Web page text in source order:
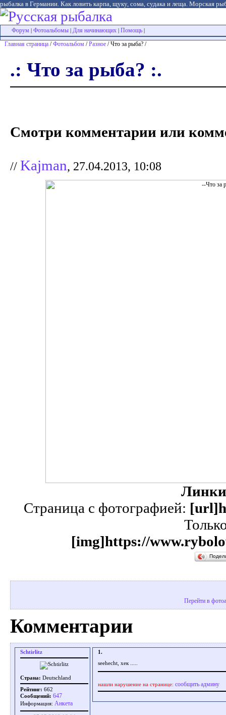
рыбалка в Германии. Как ловить карпа, щуку, сома, судака и леща. Морская
Форум Фотоальбомы Для начинающих Помощь
Главная страница /Фотоальбом /Разное / Что за рыба? /
.: Что за рыба? :.
Смотри комментарии или
// Kajman, 27.04.2013, 10:08
Страница с фотографией:
[img]https://
Перейти в
Комментарии
Schtirlitz
Страна: Deutschland
Рейтинг: 662
Сообщений: 647
Информация: Aнкета
1.
seehecht, хек .....
нашли нарушение на странице: сообщить админу